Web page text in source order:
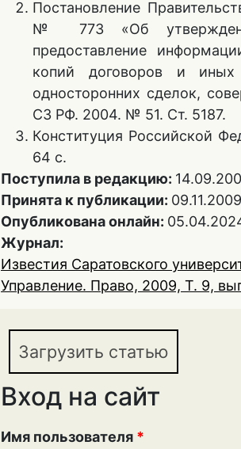
Постановление
№ 773 «Об
предоставление
копий договоров и
односторонних сделок,
СЗ РФ. 2004. № 51. Ст. 5187.
Конституция Российской
64 с.
Поступила в редакцию:
Принята к публикации: 09.11.2009
Опубликована онлайн:
Журнал:
Известия Саратовского
Управление. Право, 2009, Т. 9,
Загрузить статью
Вход на сайт
Имя пользователя *